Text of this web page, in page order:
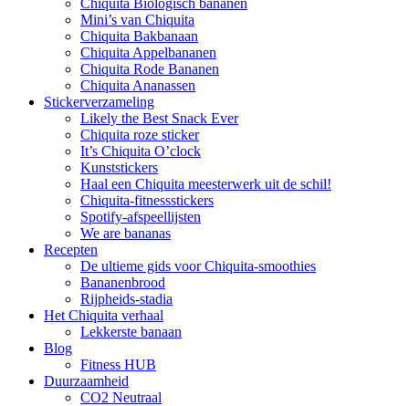
Chiquita Biologisch bananen
Mini’s van Chiquita
Chiquita Bakbanaan
Chiquita Appelbananen
Chiquita Rode Bananen
Chiquita Ananassen
Stickerverzameling
Likely the Best Snack Ever
Chiquita roze sticker
It’s Chiquita O’clock
Kunststickers
Haal een Chiquita meesterwerk uit de schil!
Chiquita-fitnessstickers
Spotify-afspeellijsten
We are bananas
Recepten
De ultieme gids voor Chiquita-smoothies
Bananenbrood
Rijpheids-stadia
Het Chiquita verhaal
Lekkerste banaan
Blog
Fitness HUB
Duurzaamheid
CO2 Neutraal